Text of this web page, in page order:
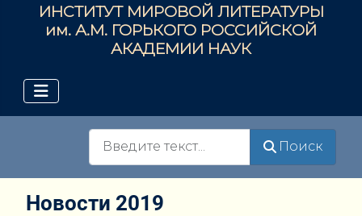
ИНСТИТУТ МИРОВОЙ ЛИТЕРАТУРЫ
им. А.М. ГОРЬКОГО РОССИЙСКОЙ
АКАДЕМИИ НАУК
Поиск
Новости 2019